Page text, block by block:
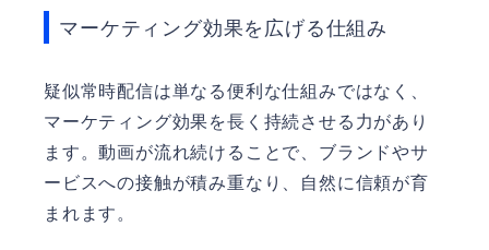
マーケティング効果を広げる仕組み
疑似常時配信は単なる便利な仕組みではなく、
マーケティング効果を長く持続させる力があり
ます。動画が流れ続けることで、ブランドやサ
ービスへの接触が積み重なり、自然に信頼が育
まれます。